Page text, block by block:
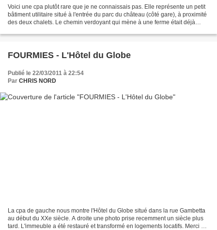
Voici une cpa plutôt rare que je ne connaissais pas. Elle représente un petit
bâtiment utilitaire situé à l'entrée du parc du château (côté gare), à proximité
des deux chalets. Le chemin verdoyant qui mène à une ferme était déjà
FOURMIES - L'Hôtel du Globe
Publié le 22/03/2011 à 22:54
Par CHRIS NORD
La cpa de gauche nous montre l'Hôtel du Globe situé dans la rue Gambetta
au début du XXe siècle. A droite une photo prise recemment un siècle plus
tard. L'immeuble a été restauré et transformé en logements locatifs. Merci à